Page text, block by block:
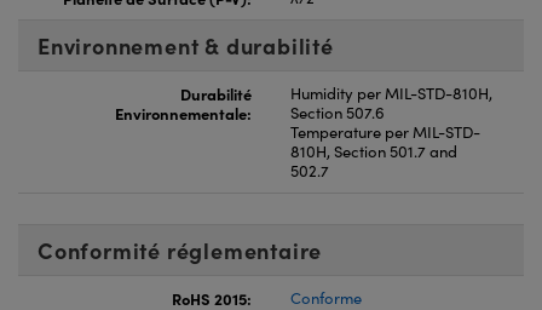
Environnement & durabilité
Durabilité
Environnementale:
Humidity per MIL-STD-810H,
Section 507.6
Temperature per MIL-STD-
810H, Section 501.7 and
502.7
Conformité réglementaire
RoHS 2015:
Conforme